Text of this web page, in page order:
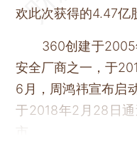
欢此次获得的4.47亿
360创建于2005
安全厂商之一，于
6月，周鸿祎宣布启
于2018年2月28日
市。